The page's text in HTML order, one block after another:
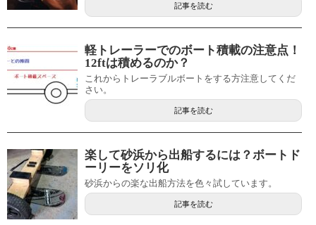
記事を読む
軽トレーラーでのボート積載の注意点！
12ftは積めるのか？
これからトレーラブルボートをする方注意してくだ
さい。
記事を読む
楽して砂浜から出船するには？ボートド
ーリーをソリ化
砂浜からの楽な出船方法を色々試しています。
記事を読む